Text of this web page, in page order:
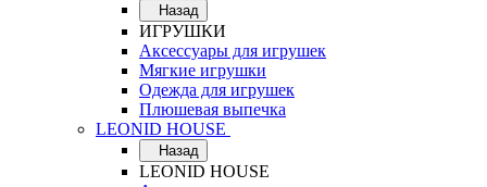
Назад
ИГРУШКИ
Аксессуары для игрушек
Мягкие игрушки
Одежда для игрушек
Плюшевая выпечка
LEONID HOUSE
Назад
LEONID HOUSE